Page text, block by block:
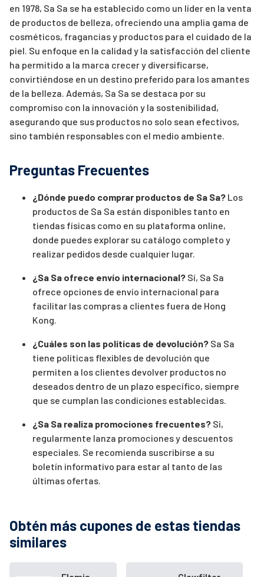
en 1978, Sa Sa se ha establecido como un líder en la venta
de productos de belleza, ofreciendo una amplia gama de
cosméticos, fragancias y productos para el cuidado de la
piel. Su enfoque en la calidad y la satisfacción del cliente
ha permitido a la marca crecer y diversificarse,
convirtiéndose en un destino preferido para los amantes
de la belleza. Además, Sa Sa se destaca por su
compromiso con la innovación y la sostenibilidad,
asegurando que sus productos no solo sean efectivos,
sino también responsables con el medio ambiente.
Preguntas Frecuentes
¿Dónde puedo comprar productos de Sa Sa?Los
productos de Sa Sa están disponibles tanto en
tiendas físicas como en su plataforma online,
donde puedes explorar su catálogo completo y
realizar pedidos desde cualquier lugar.
¿Sa Sa ofrece envío internacional?Sí, Sa Sa
ofrece opciones de envío internacional para
facilitar las compras a clientes fuera de Hong
Kong.
¿Cuáles son las políticas de devolución?Sa Sa
tiene políticas flexibles de devolución que
permiten a los clientes devolver productos no
deseados dentro de un plazo específico, siempre
que se cumplan las condiciones establecidas.
¿Sa Sa realiza promociones frecuentes?Sí,
regularmente lanza promociones y descuentos
especiales. Se recomienda suscribirse a su
boletín informativo para estar al tanto de las
últimas ofertas.
Obtén más cupones de estas tiendas
similares